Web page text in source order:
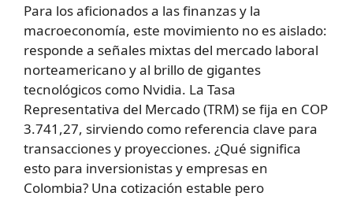
Para los aficionados a las finanzas y la
macroeconomía, este movimiento no es aislado:
responde a señales mixtas del mercado laboral
norteamericano y al brillo de gigantes
tecnológicos como Nvidia. La Tasa
Representativa del Mercado (TRM) se fija en COP
3.741,27, sirviendo como referencia clave para
transacciones y proyecciones. ¿Qué significa
esto para inversionistas y empresas en
Colombia? Una cotización estable pero